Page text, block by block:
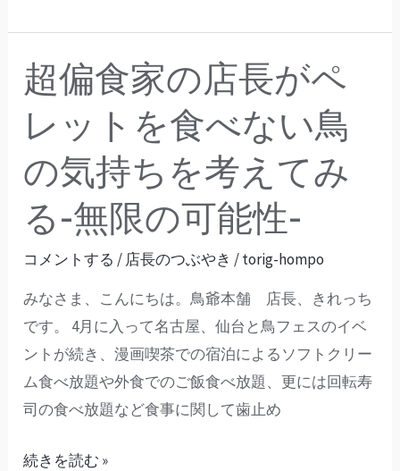
超偏食家の店長がペ
レットを食べない鳥
の気持ちを考えてみ
る-無限の可能性-
コメントする / 店長のつぶやき /torig-hompo
みなさま、こんにちは。鳥爺本舗 店長、きれっち
です。 4月に入って名古屋、仙台と鳥フェスのイベ
ントが続き、漫画喫茶での宿泊によるソフトクリー
ム食べ放題や外食でのご飯食べ放題、更には回転寿
司の食べ放題など食事に関して歯止め
超
偏
の
店
長
が
ペ
レ
ッ
ト
を
べ
続きを読む »